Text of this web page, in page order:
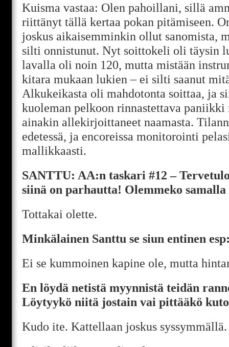
Kuisma vastaa: Olen pahoillani, sillä
riittänyt tällä kertaa pokan pitämiseen.
joskus aikaisemminkin ollut sanomista,
silti onnistunut. Nyt soittokeli oli täysin
lavalla oli noin 120, mutta mistään
kitara mukaan lukien – ei silti saanut
Alkukeikasta oli mahdotonta soittaa, ja
kuoleman pelkoon rinnastettava
ainakin allekirjoittaneet naamasta.
edetessä, ja encoreissa monitorointi
mallikkaasti.
SANTTU: AA:n taskari #12 –
siinä on parhautta! Olemmeko
Tottakai olette.
Minkälainen Santtu se siun entinen
Ei se kummoinen kapine ole, mutta
En löydä netistä myynnistä teidän
Löytyykö niitä jostain vai pittääkö
Kudo ite. Kattellaan joskus syssymmällä.